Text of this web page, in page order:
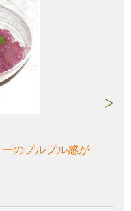
のプルプル感が